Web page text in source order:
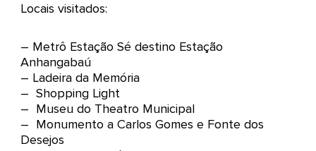
Locais visitados:
– Metrô Estação Sé destino Estação
Anhangabaú
– Ladeira da Memória
– Shopping Light
– Museu do Theatro Municipal
– Monumento a Carlos Gomes e Fonte dos
Desejos